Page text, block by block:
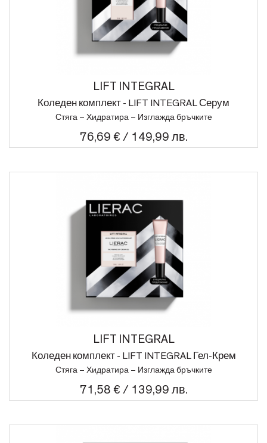
LIFT INTEGRAL
Коледен комплект - LIFT INTEGRAL Серум
Стяга – Хидратира – Изглажда бръчките
76,69 € / 149,99 лв.
LIFT INTEGRAL
Коледен комплект - LIFT INTEGRAL Гел-Крем
Стяга – Хидратира – Изглажда бръчките
71,58 € / 139,99 лв.